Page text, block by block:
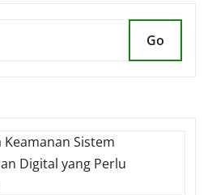
Go
Keamanan Sistem
Digital yang Perlu